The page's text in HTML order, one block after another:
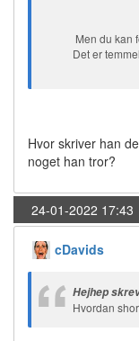
Men du kan
Det er
Hvor skriver han
noget han tror?
24-01-2022 17:43
cDavids
Hejhep
Hvordan